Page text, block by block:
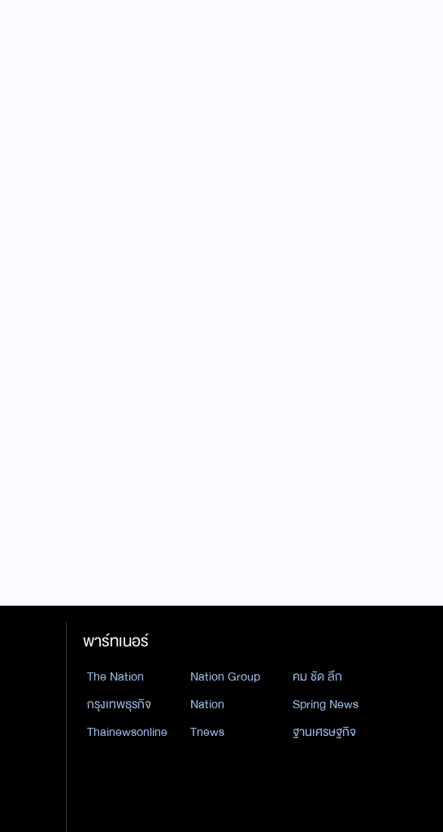
พาร์ทเนอร์
The Nation Nation Group
คม ชัด ลึก
กรุงเทพธุรกิจ
Nation
Spring News
Thainewsonline
Tnews ฐานเศรษฐกิจ